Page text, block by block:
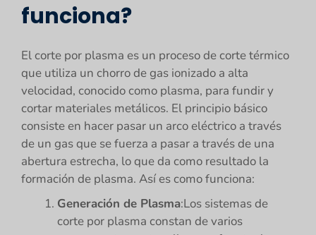
funciona?
El corte por plasma es un proceso de corte térmico
que utiliza un chorro de gas ionizado a alta
velocidad, conocido como plasma, para fundir y
cortar materiales metálicos. El principio básico
consiste en hacer pasar un arco eléctrico a través
de un gas que se fuerza a pasar a través de una
abertura estrecha, lo que da como resultado la
formación de plasma. Así es como funciona:
Generación de Plasma:Los sistemas de
corte por plasma constan de varios